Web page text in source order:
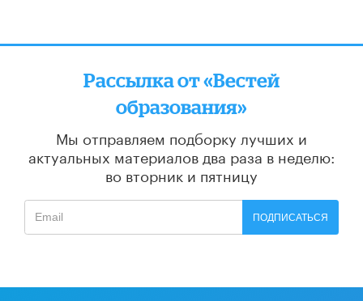
Рассылка от «Вестей
образования»
Мы отправляем подборку лучших и
актуальных материалов два раза в неделю:
во вторник и пятницу
ПОДПИСАТЬСЯ